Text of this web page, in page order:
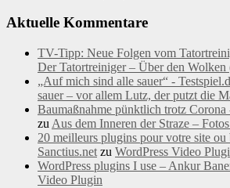
Aktuelle Kommentare
TV-Tipp: Neue Folgen vom
Der Tatortreiniger – Über den Wolken
„Auf mich sind alle sauer“ -
sauer – vor allem Lutz, der putzt die
Baumaßnahme pünktlich trotz
zu Aus dem Inneren der Straze –
20 meilleurs plugins pour votre site ou
Sanctius.net zu WordPress Video
WordPress plugins I use – Ankur
Video Plugin